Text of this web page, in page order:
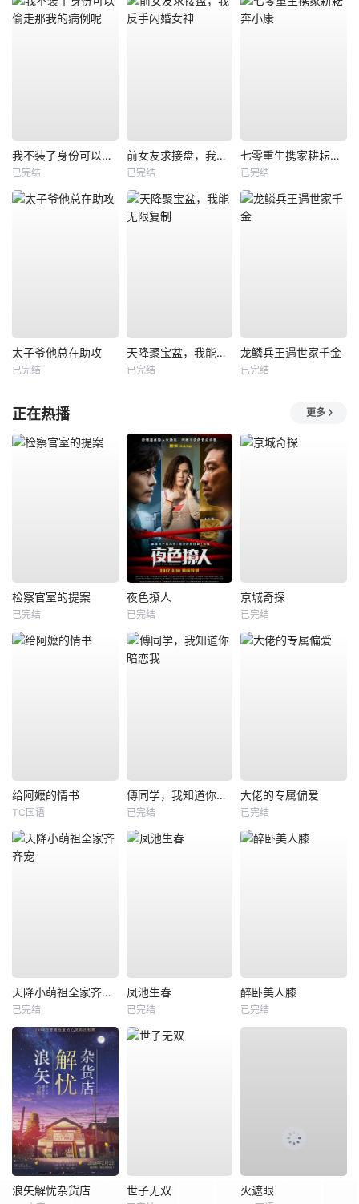
我不装了身份可以偷走那我的病例呢
已完结
前女友求接盘，我反手闪婚女神
已完结
七零重生携家耕耘奔小康
已完结
太子爷他总在助攻
已完结
天降聚宝盆，我能无限复制
已完结
龙鳞兵王遇世家千金
已完结
正在热播 更多
检察官室的提案
已完结
夜色撩人
已完结
京城奇探
已完结
给阿嬷的情书
TC国语
傅同学，我知道你暗恋我
已完结
大佬的专属偏爱
已完结
天降小萌祖全家齐齐宠
已完结
凤池生春
已完结
醉卧美人膝
已完结
浪矢解忧杂货店 世子无双 火遮眼